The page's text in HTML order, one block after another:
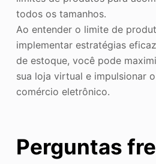
todos os tamanhos.
Ao entender o limite de
implementar estratégias
de estoque, você pode
sua loja virtual e impulsionar
comércio eletrônico.
Perguntas